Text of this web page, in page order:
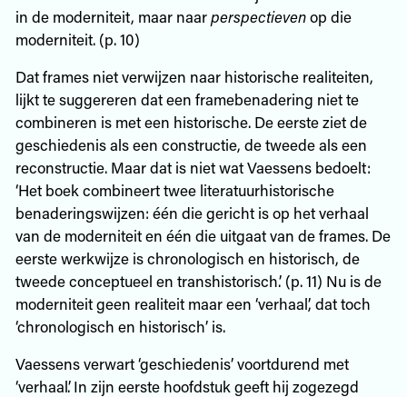
in de moderniteit, maar naarperspectievenop die
moderniteit. (p. 10)
Dat frames niet verwijzen naar historische realiteiten,
lijkt te suggereren dat een framebenadering niet te
combineren is met een historische. De eerste ziet de
geschiedenis als een constructie, de tweede als een
reconstructie. Maar dat is niet wat Vaessens bedoelt:
‘Het boek combineert twee literatuurhistorische
benaderingswijzen: één die gericht is op het verhaal
van de moderniteit en één die uitgaat van de frames. De
eerste werkwijze is chronologisch en historisch, de
tweede conceptueel en transhistorisch.’ (p. 11) Nu is de
moderniteit geen realiteit maar een ‘verhaal’, dat toch
‘chronologisch en historisch’ is.
Vaessens verwart ‘geschiedenis’ voortdurend met
‘verhaal’. In zijn eerste hoofdstuk geeft hij zogezegd